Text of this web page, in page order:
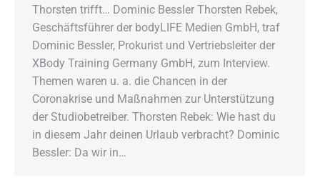
Thorsten trifft… Dominic Bessler Thorsten Rebek,
Geschäftsführer der bodyLIFE Medien GmbH, traf
Dominic Bessler, Prokurist und Vertriebsleiter der
XBody Training Germany GmbH, zum Interview.
Themen waren u. a. die Chancen in der
Coronakrise und Maßnahmen zur Unterstützung
der Studiobetreiber. Thorsten Rebek: Wie hast du
in diesem Jahr deinen Urlaub verbracht? Dominic
Bessler: Da wir in…